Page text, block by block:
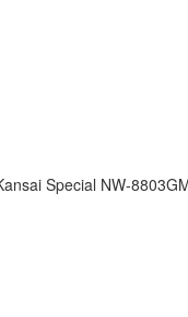
Special NW-